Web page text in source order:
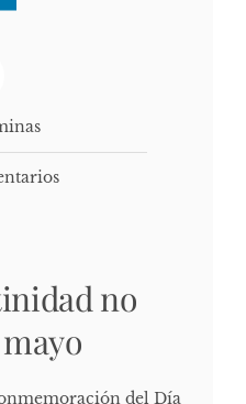
no
del Día